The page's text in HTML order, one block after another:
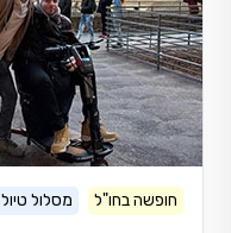
חופשה בחו"ל מסלול טיול